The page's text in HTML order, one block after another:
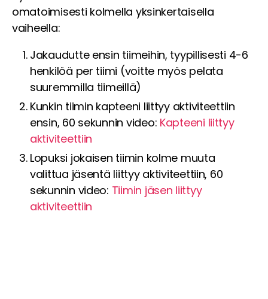
omatoimisesti kolmella yksinkertaisella
vaiheella:
Jakaudutte ensin tiimeihin, tyypillisesti 4-6
henkilöä per tiimi (voitte myös pelata
suuremmilla tiimeillä)
Kunkin tiimin kapteeni liittyy aktiviteettiin
ensin, 60 sekunnin video: Kapteeni liittyy
aktiviteettiin
Lopuksi jokaisen tiimin kolme muuta
valittua jäsentä liittyy aktiviteettiin, 60
sekunnin video: Tiimin jäsen liittyy
aktiviteettiin